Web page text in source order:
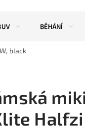
BĚHÁNÍ
black